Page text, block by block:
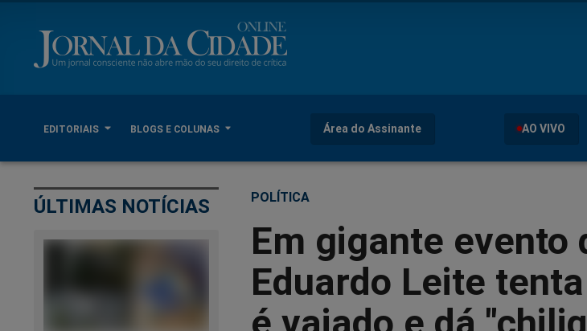
EDITORIAIS BLOGS E COLUNAS Área do Assinante AO VIVO
ÚLTIMAS NOTÍCIAS POLÍTICA
Em gigante evento
Eduardo Leite